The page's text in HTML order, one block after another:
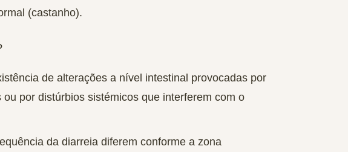
(castanho).
de alterações a nível intestinal provocadas por
ou por distúrbios sistémicos que interferem com o
da diarreia diferem conforme a zona